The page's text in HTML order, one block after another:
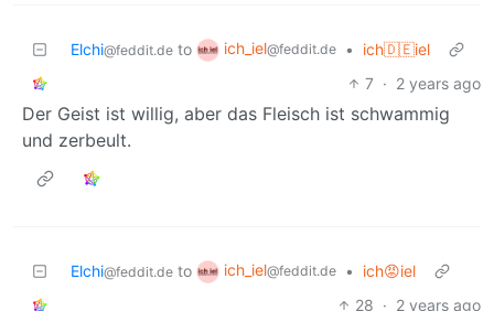
Elchi@feddit.de to ich_iel@feddit.de •
ich🇩🇪iel
7 · 2 years ago
Der Geist ist willig, aber das Fleisch ist schwammig
und zerbeult.
Elchi@feddit.de to ich_iel@feddit.de •
ich😡iel
28 · 2 years ago